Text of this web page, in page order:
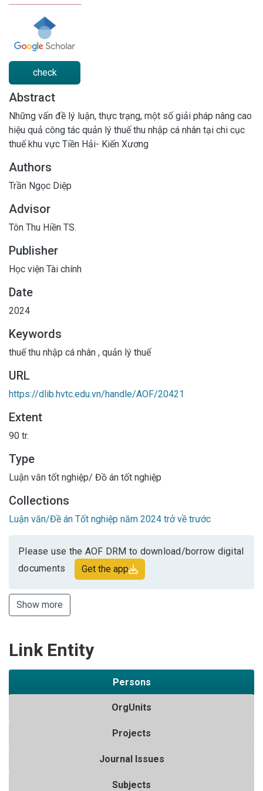
check
Abstract
Những vấn đề lý luận, thực trạng, một số giải pháp nâng cao
hiệu quả công tác quản lý thuế thu nhập cá nhân tại chi cục
thuế khu vực Tiền Hải- Kiến Xương
Authors
Trần Ngọc Diệp
Advisor
Tôn Thu Hiền TS.
Publisher
Học viện Tài chính
Date
2024
Keywords
thuế thu nhập cá nhân , quản lý thuế
URL
https://dlib.hvtc.edu.vn/handle/AOF/20421
Extent
90 tr.
Type
Luận văn tốt nghiệp/ Đồ án tốt nghiệp
Collections
Luận văn/Đề án Tốt nghiệp năm 2024 trở về trước
Please use the AOF DRM to download/borrow digital
documents
Get the app
Show more
Link Entity
Persons
OrgUnits
Projects
Journal Issues
Subjects